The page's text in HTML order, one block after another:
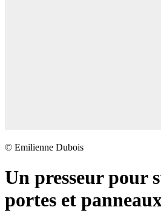
© Emilienne Dubois
Un presseur pour
portes et